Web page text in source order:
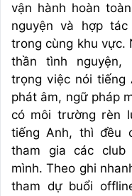
vận hành hoàn
nguyện và hợp
trong cùng khu vực.
thần tình nguyện,
trọng việc nói tiếng
phát âm, ngữ pháp
có môi trường rèn
tiếng Anh, thì đều
tham gia các
mình. Theo ghi
tham dự buổi